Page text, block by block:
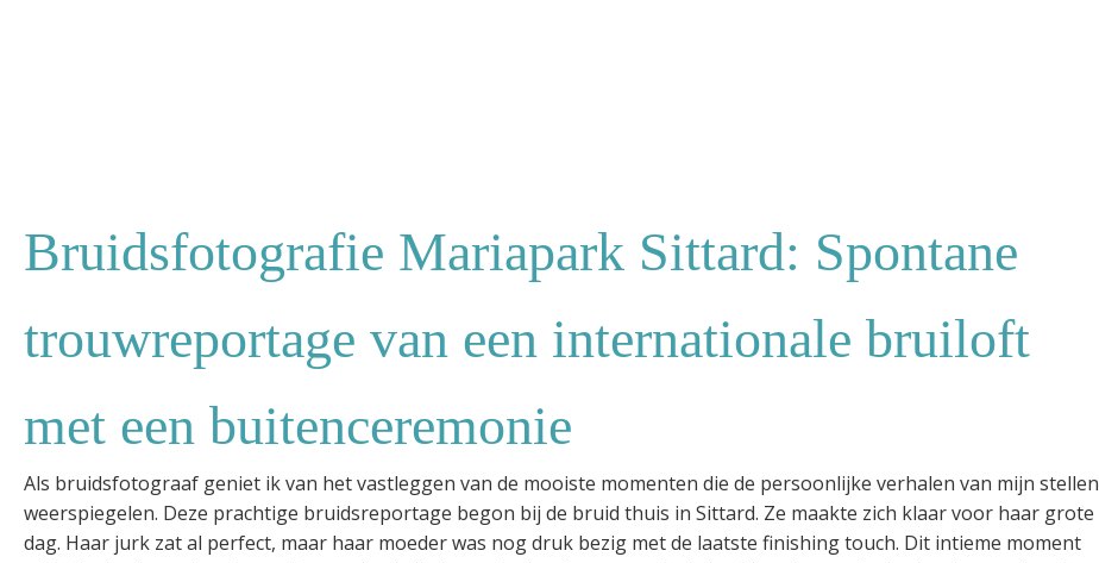
Bruidsfotografie Mariapark Sittard: Spontane
trouwreportage van een internationale bruiloft
met een buitenceremonie
Als bruidsfotograaf geniet ik van het vastleggen van de mooiste momenten die de persoonlijke verhalen van mijn stellen
weerspiegelen. Deze prachtige bruidsreportage begon bij de bruid thuis in Sittard. Ze maakte zich klaar voor haar grote
dag. Haar jurk zat al perfect, maar haar moeder was nog druk bezig met de laatste finishing touch. Dit intieme moment